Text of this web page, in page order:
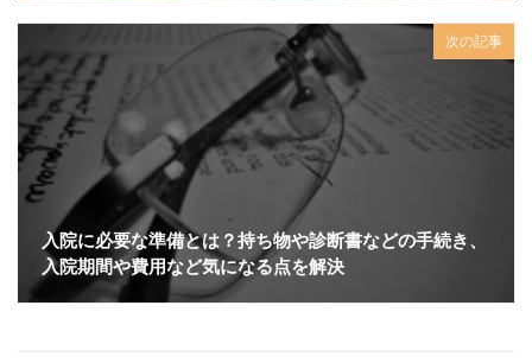
次の記事
入院に必要な準備とは？持ち物や診断書などの手続き、
入院期間や費用など気になる点を解決